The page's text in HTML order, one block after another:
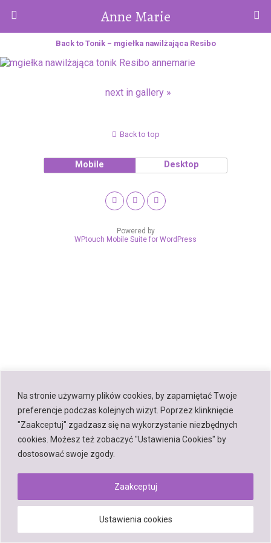
Na stronie używamy plików cookies, by zapamiętać Twoje
preferencje podczas kolejnych wizyt. Poprzez klinknięcie
"Zaakceptuj" zgadzasz się na wykorzystanie niezbędnych
cookies. Możesz też zobaczyć "Ustawienia Cookies" by
dostosować swoje zgody.
Ustawienia cookies
Zaakceptuj
Anne Marie
Back to Tonik – mgiełka nawilżająca Resibo
next in gallery »
Back to top
Mobile Desktop
Powered by
WPtouch Mobile Suite for WordPress